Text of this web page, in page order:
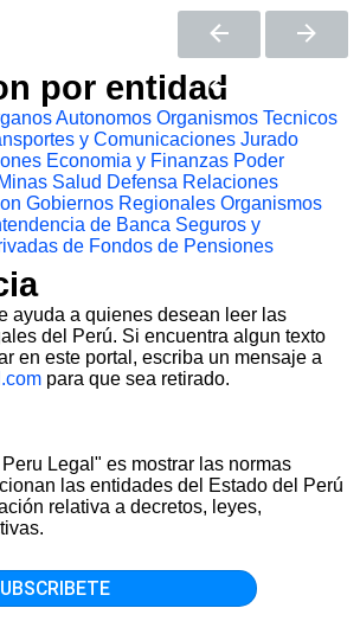
por entidad
Autonomos Organismos Tecnicos
y Comunicaciones Jurado
Economia y Finanzas Poder
Salud Defensa Relaciones
Gobiernos Regionales Organismos
de Banca Seguros y
de Fondos de Pensiones
ayuda a quienes desean leer las
del Perú. Si encuentra algun texto
en este portal, escriba un mensaje a
para que sea retirado.
Legal" es mostrar las normas
las entidades del Estado del Perú
relativa a decretos, leyes,